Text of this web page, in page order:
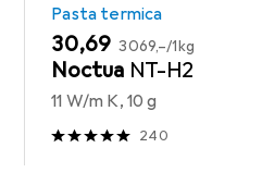
Pasta termica
EUR
30,69 EUR
3069,–/1kg
Noctua NT-H2
11 W/m K, 10 g
240